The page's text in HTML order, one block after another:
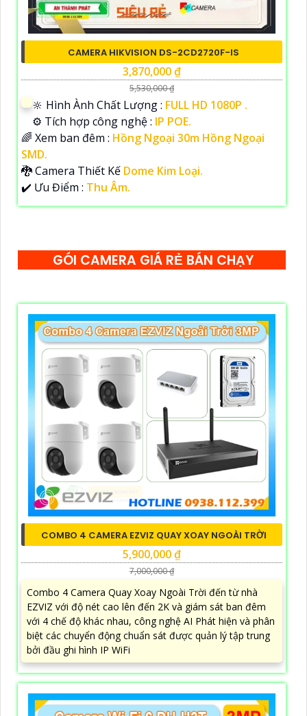
CAMERA HIKVISION DS-2CD2720F-IS
3,870,000 ₫
5,530,000 ₫
🔆 Hình Ành Chất Lượng : FULL HD 1080P .
⚙ Tích hợp công nghệ : IP POE.
🌈 Xem ban đêm : Hồng Ngoại 30m Hồng Ngoại
SMD.
🐉️ Camera Thiết Kế Dome Kim Loại.
️✔️ Ưu Điểm : Thu Âm.
GÓI CAMERA GIÁ RẺ BÁN CHẠY
COMBO 4 CAMERA EZVIZ QUAY XOAY NGOÀI TRỜI
5,900,000 ₫
7,000,000 ₫
Combo 4 Camera Quay Xoay Ngoài Trời đến từ nhà
EZVIZ với độ nét cao lên đến 2K và giám sát ban đêm
với 4 chế độ khác nhau, công nghệ AI Phát hiện và phân
biệt các chuyển động chuẩn sát được quản lý tập trung
bởi đầu ghi hình IP WiFi